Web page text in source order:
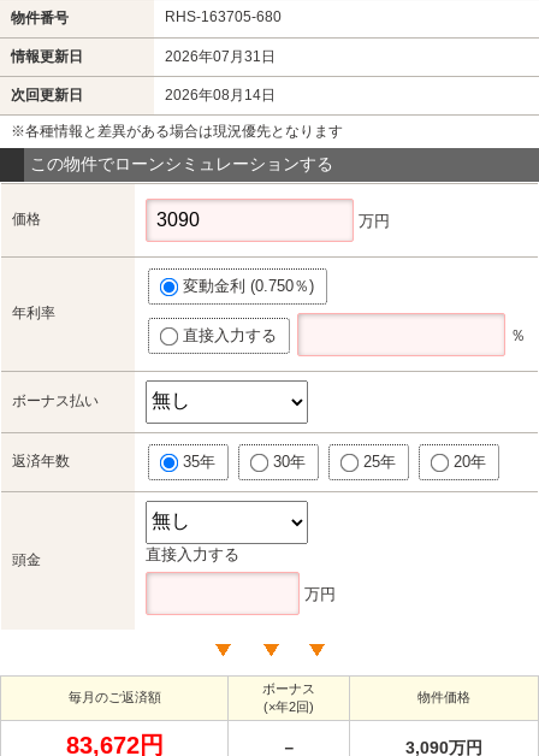
物件番号 RHS-163705-680
情報更新日 2026年07月31日
次回更新日 2026年08月14日
※各種情報と差異がある場合は現況優先となります
この物件でローンシミュレーションする
価格 万円
年利率
変動金利 (0.750％)
直接入力する ％
ボーナス払い
返済年数 35年 30年 25年 20年
頭金 直接入力する
万円
毎月のご返済額
ボーナス
(×年2回)
物件価格
83,672円 － 3,090万円